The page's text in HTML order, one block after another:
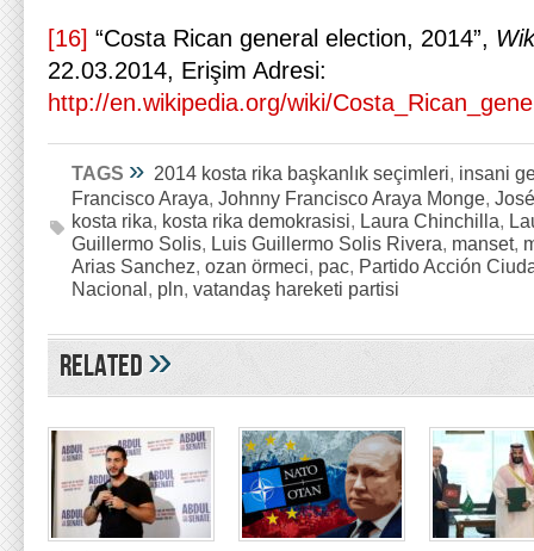
[16] “Costa Rican general election, 2014”,
22.03.2014, Erişim Adresi:
http://en.wikipedia.org/wiki/
TAGS » 2014 kosta rika başkanlık seçimleri, insani
Francisco Araya, Johnny Francisco Araya Monge,
kosta rika, kosta rika demokrasisi, Laura Chinchilla,
Guillermo Solis, Luis Guillermo Solis Rivera, manset,
Arias Sanchez, ozan örmeci, pac, Partido Acción
Nacional, pln, vatandaş hareketi partisi
Related»